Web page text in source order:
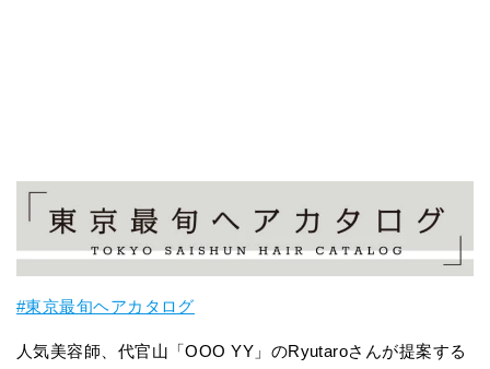
#東京最旬ヘアカタログ
人気美容師、代官山「OOO YY」のRyutaroさんが提案する